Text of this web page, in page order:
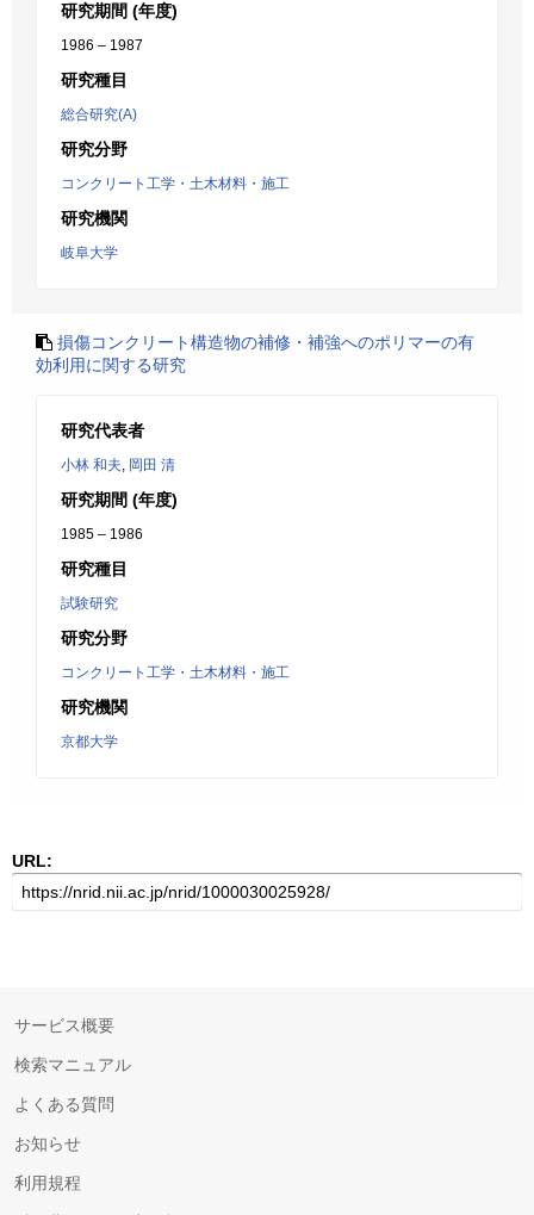
研究期間 (年度)
1986 – 1987
研究種目
総合研究(A)
研究分野
コンクリート工学・土木材料・施工
研究機関
岐阜大学
損傷コンクリート構造物の補修・補強へのポリマーの有
効利用に関する研究
研究代表者
小林 和夫, 岡田 清
研究期間 (年度)
1985 – 1986
研究種目
試験研究
研究分野
コンクリート工学・土木材料・施工
研究機関
京都大学
URL:
サービス概要
検索マニュアル
よくある質問
お知らせ
利用規程